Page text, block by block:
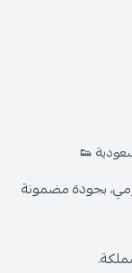
👟
بجودة مضمونة